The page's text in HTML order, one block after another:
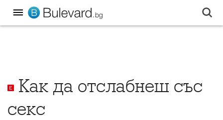
Как да отслабнеш със
секс